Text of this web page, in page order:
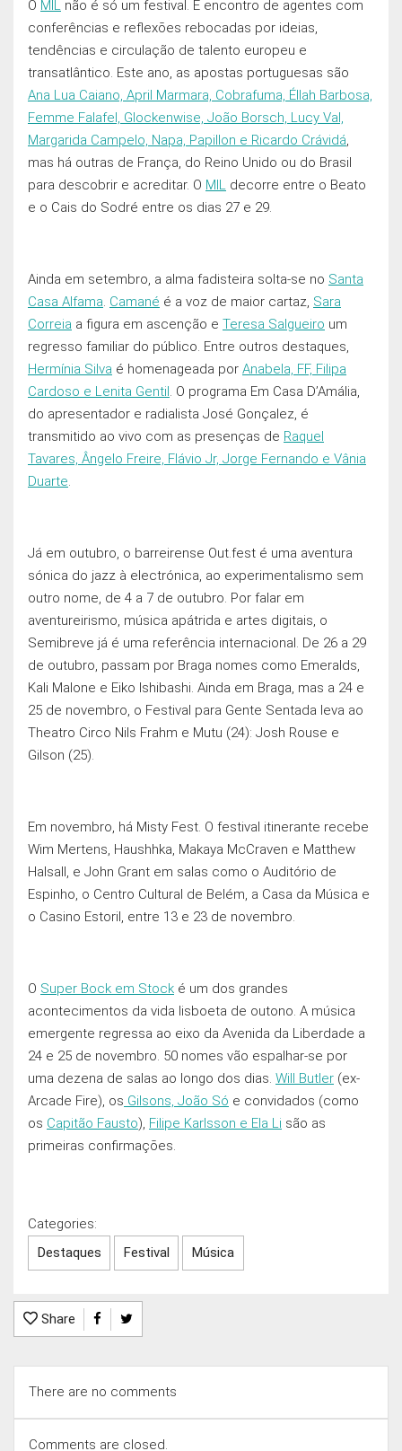
O MIL
não é só um festival. É encontro de agentes com
conferências e reflexōes rebocadas por ideias,
tendências e circulação de talento europeu e
transatlântico. Este ano, as apostas portuguesas são
Ana Lua Caiano, April Marmara, Cobrafuma, Éllah Barbosa,
Femme Falafel, Glockenwise, João Borsch, Lucy Val,
Margarida Campelo, Napa, Papillon e Ricardo Crávidá
mas há outras de França, do Reino Unido ou do Brasil
para descobrir e acreditar. O MIL
decorre entre o Beato
e o Cais do Sodré entre os dias 27 e 29.
Ainda em setembro, a alma fadisteira solta-se no Santa
Casa Alfama Camané é a voz de maior cartaz, Sara
Correia a figura em ascenção e Teresa Salgueiro um
regresso familiar do público. Entre outros destaques,
Hermínia Silva é homenageada por Anabela, FF, Filipa
Cardoso e Lenita Gentil . O programa Em Casa D’Amália,
do apresentador e radialista José Gonçalez, é
transmitido ao vivo com as presenças de Raquel
Tavares, Ângelo Freire, Flávio Jr, Jorge Fernando e Vânia
Duarte
Já em outubro, o barreirense Out.fest é uma aventura
sónica do jazz à electrónica, ao experimentalismo sem
outro nome, de 4 a 7 de outubro. Por falar em
aventureirismo, música apátrida e artes digitais, o
Semibreve já é uma referência internacional. De 26 a 29
de outubro, passam por Braga nomes como Emeralds,
Kali Malone e Eiko Ishibashi. Ainda em Braga, mas a 24 e
25 de novembro, o Festival para Gente Sentada leva ao
Theatro Circo Nils Frahm e Mutu (24): Josh Rouse e
Gilson (25).
Em novembro, há Misty Fest. O festival itinerante recebe
Wim Mertens, Haushhka, Makaya McCraven e Matthew
Halsall, e John Grant em salas como o Auditório de
Espinho, o Centro Cultural de Belém, a Casa da Música e
o Casino Estoril, entre 13 e 23 de novembro.
O Super Bock em Stock é um dos grandes
acontecimentos da vida lisboeta de outono. A música
emergente regressa ao eixo da Avenida da Liberdade a
24 e 25 de novembro. 50 nomes vão espalhar-se por
uma dezena de salas ao longo dos dias. Will Butler (ex-
Arcade Fire), os Gilsons, João Só e convidados (como
os Capitão Fausto), Filipe Karlsson e Ela Li são as
primeiras confirmaçōes.
Categories:
Destaques
Festival Música
Share
There are no comments
Comments are closed.